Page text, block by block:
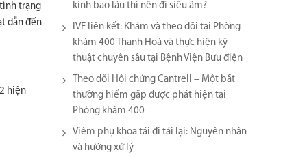
trạng
dẫn đến
hiện
kinh bao lâu thì nên đi siêu âm?
IVF liên kết: Khám và theo dõi tại Phòng
khám 400 Thanh Hoá và thực hiện kỹ
thuật chuyên sâu tại Bệnh Viện Bưu điện
Theo dõi Hội chứng Cantrell – Một bất
thường hiếm gặp được phát hiện tại
Phòng khám 400
Viêm phụ khoa tái đi tái lại​: Nguyên nhân
và hướng xử lý